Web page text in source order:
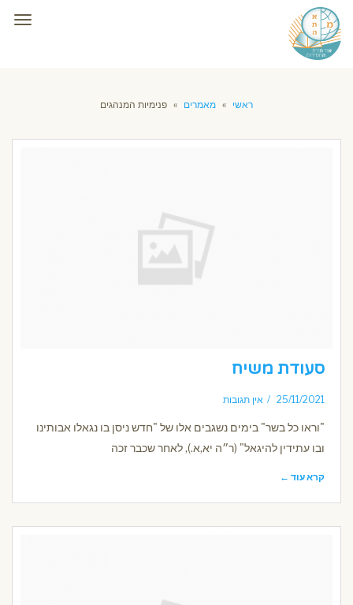
ראשי » מאמרים » פנימיות המנהגים
סעודת משיח
25/11/2021 אין תגובות
"וראו כל בשר" בימים נשגבים אלו של "חדש ניסן בו נגאלו אבותינו
ובו עתידין להיגאל" (ר״ה יא,א.), לאחר שכבר זכה
קרא עוד ←